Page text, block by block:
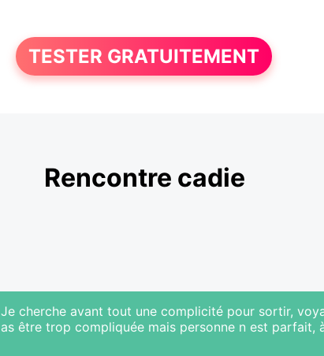
TESTER GRATUITEMENT
Rencontre cadie
Je cherche avant tout une complicité pour sortir,
as être trop compliquée mais personne n est parfait,